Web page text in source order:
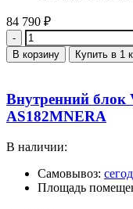
84 790 ₽
Количество
В корзину Купить в 1
Внутренний блок
AS182MNERA
В наличии:
Самовывоз:
Площадь